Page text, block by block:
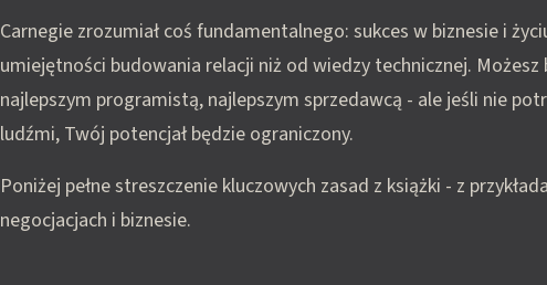
Carnegie zrozumiał coś fundamentalnego: sukces w biznesie i
umiejętności budowania relacji niż od wiedzy technicznej. Możesz
najlepszym programistą, najlepszym sprzedawcą - ale jeśli nie
ludźmi, Twój potencjał będzie ograniczony.
Poniżej pełne streszczenie kluczowych zasad z książki - z
negocjacjach i biznesie.